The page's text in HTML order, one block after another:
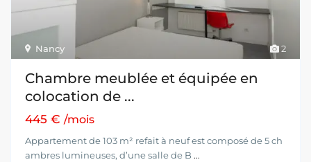
2
Nancy
Chambre meublée et équipée en
colocation de ...
445 €/mois
Appartement de 103 m² refait à neuf est composé de 5 ch
ambres lumineuses, d’une salle de B ...